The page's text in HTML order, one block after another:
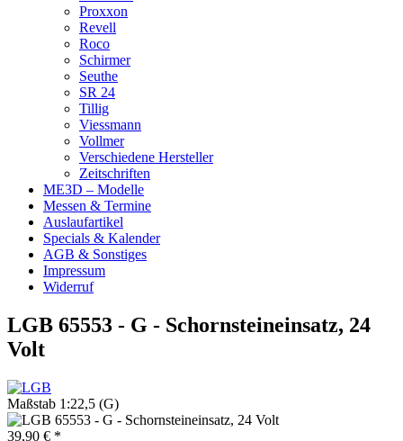
Proxxon
Revell
Roco
Schirmer
Seuthe
SR 24
Tillig
Viessmann
Vollmer
Verschiedene Hersteller
Zeitschriften
ME3D – Modelle
Messen & Termine
Auslaufartikel
Specials & Kalender
AGB & Sonstiges
Impressum
Widerruf
LGB 65553 - G - Schornsteineinsatz, 24
Volt
Maßstab 1:22,5 (G)
39,90 € *